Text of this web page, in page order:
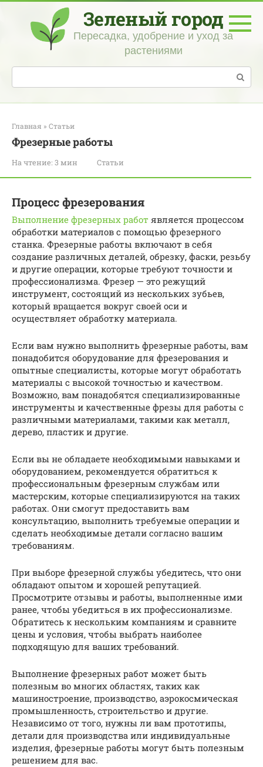
Перейти
контенту
Зеленый город
Пересадка, удобрение и уход за
растениями
Поиск:
Главная » Статьи
Фрезерные работы
На чтение: 3 мин Статьи
Процесс фрезерования
Выполнение фрезерных работ является процессом
обработки материалов с помощью фрезерного
станка. Фрезерные работы включают в себя
создание различных деталей, обрезку, фаски, резьбу
и другие операции, которые требуют точности и
профессионализма. Фрезер — это режущий
инструмент, состоящий из нескольких зубьев,
который вращается вокруг своей оси и
осуществляет обработку материала.
Если вам нужно выполнить фрезерные работы, вам
понадобится оборудование для фрезерования и
опытные специалисты, которые могут обработать
материалы с высокой точностью и качеством.
Возможно, вам понадобятся специализированные
инструменты и качественные фрезы для работы с
различными материалами, такими как металл,
дерево, пластик и другие.
Если вы не обладаете необходимыми навыками и
оборудованием, рекомендуется обратиться к
профессиональным фрезерным службам или
мастерским, которые специализируются на таких
работах. Они смогут предоставить вам
консультацию, выполнить требуемые операции и
сделать необходимые детали согласно вашим
требованиям.
При выборе фрезерной службы убедитесь, что они
обладают опытом и хорошей репутацией.
Просмотрите отзывы и работы, выполненные ими
ранее, чтобы убедиться в их профессионализме.
Обратитесь к нескольким компаниям и сравните
цены и условия, чтобы выбрать наиболее
подходящую для ваших требований.
Выполнение фрезерных работ может быть
полезным во многих областях, таких как
машиностроение, производство, аэрокосмическая
промышленность, строительство и другие.
Независимо от того, нужны ли вам прототипы,
детали для производства или индивидуальные
изделия, фрезерные работы могут быть полезным
решением для вас.